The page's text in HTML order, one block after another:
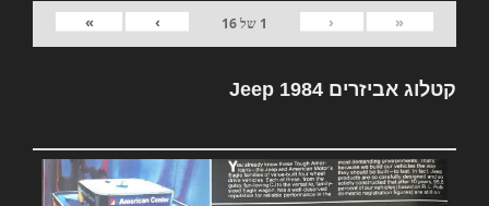
«
‹
1 של16
›
»
קטלוג אביזרים Jeep 1984